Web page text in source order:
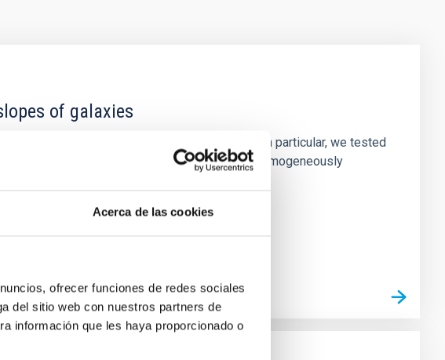
Acerca de las cookies
ofrecer funciones de redes sociales
del sitio web con nuestros partners de
información que les haya proporcionado o
of galaxies
matter density profiles of simulated galaxies. In particular, we tested
cuspy dark matter profiles. Methods. We homogeneously